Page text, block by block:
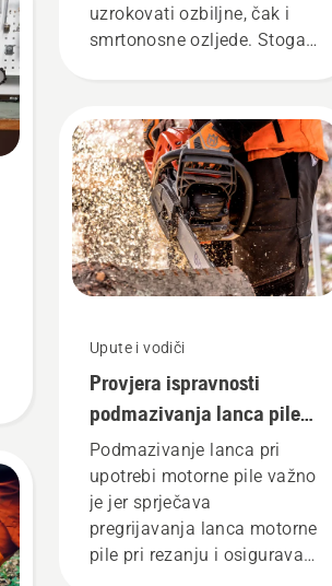
uzrokovati ozbiljne, čak i
smrtonosne ozljede. Stoga
uklonili labavost.
Zategnutost lanca provjerite
pri svakom ulijevanju
goriva. NAPOMENA!
Tijekom razdoblja
uhodavanja novog lanca
pile potrebno je češće
provjeravati zategnutost.
Upute i vodiči
Provjera ispravnosti
podmazivanja lanca pile
na motornoj pili
Podmazivanje lanca pri
upotrebi motorne pile važno
je jer sprječava
pregrijavanja lanca motorne
pile pri rezanju i osigurava